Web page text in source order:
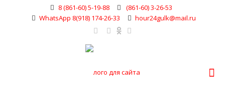
8 (861-60) 5-19-88
(861-60) 3-26-53
WhatsApp 8(918) 174-26-33
hour24gulk@mail.ru